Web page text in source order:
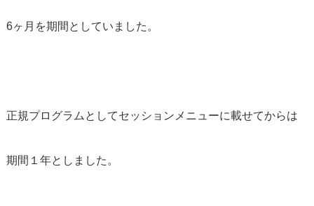
6ヶ月を期間としていました。
正規プログラムとしてセッションメニューに載せてからは
期間１年としました。